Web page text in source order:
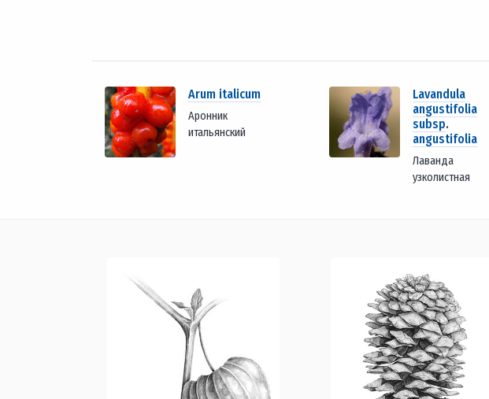
Arum italicum
Аронник
итальянский
Lavandula
angustifolia
subsp.
angustifolia
Лаванда
узколистная